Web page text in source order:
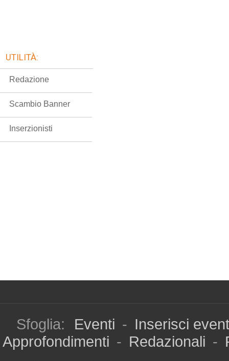
UTILITÀ:
Redazione
Scambio Banner
Inserzionisti
Sfoglia: Eventi - Inserisci
Approfondimenti - Redazionali -